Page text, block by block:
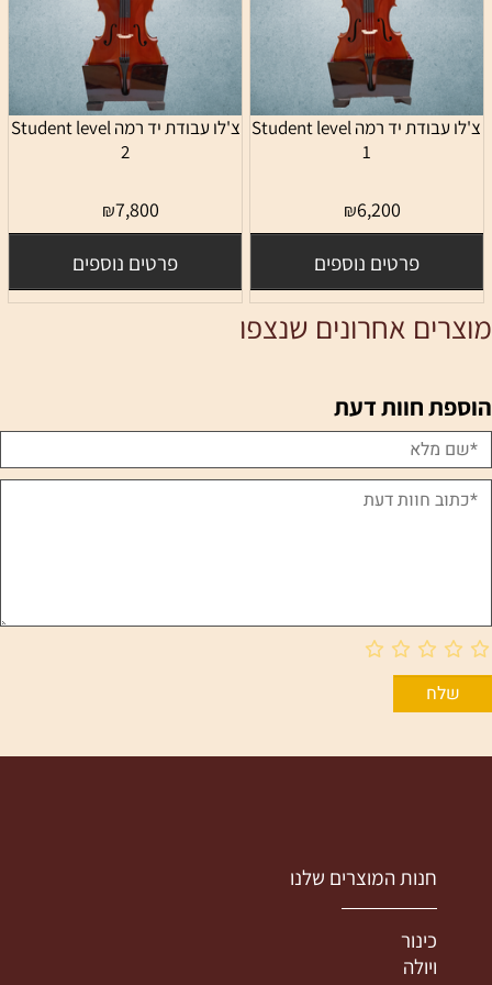
צ'לו עבודת יד רמה Student level
1
₪6,200
פרטים נוספים
צ'לו עבודת יד רמה Student level
2
₪7,800
פרטים נוספים
מוצרים אחרונים שנצפו
הוספת חוות דעת
חנות המוצרים שלנו
כינור
ויולה